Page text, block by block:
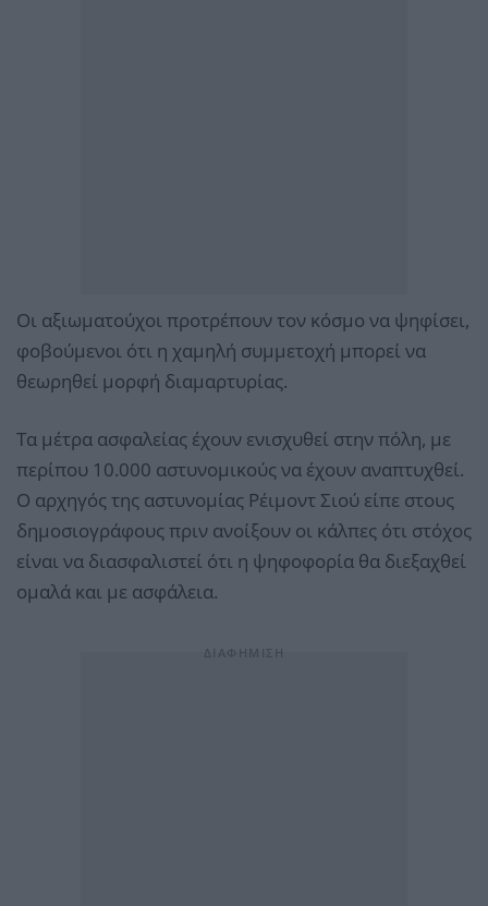
Οι αξιωματούχοι προτρέπουν τον κόσμο να ψηφίσει,
φοβούμενοι ότι η χαμηλή συμμετοχή μπορεί να
θεωρηθεί μορφή διαμαρτυρίας.
Τα μέτρα ασφαλείας έχουν ενισχυθεί στην πόλη, με
περίπου 10.000 αστυνομικούς να έχουν αναπτυχθεί.
Ο αρχηγός της αστυνομίας Ρέιμοντ Σιού είπε στους
δημοσιογράφους πριν ανοίξουν οι κάλπες ότι στόχος
είναι να διασφαλιστεί ότι η ψηφοφορία θα διεξαχθεί
ομαλά και με ασφάλεια.